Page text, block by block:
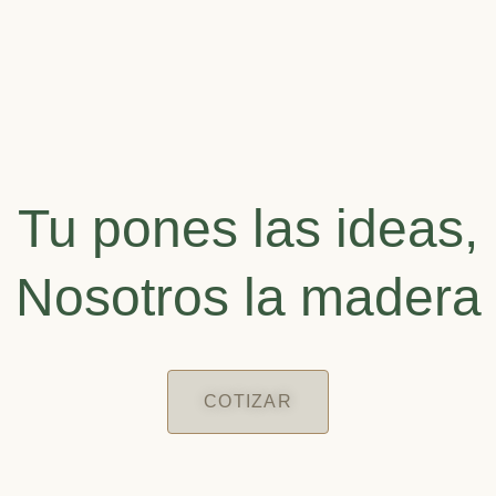
Tu pones las ideas,
Nosotros la madera
COTIZAR